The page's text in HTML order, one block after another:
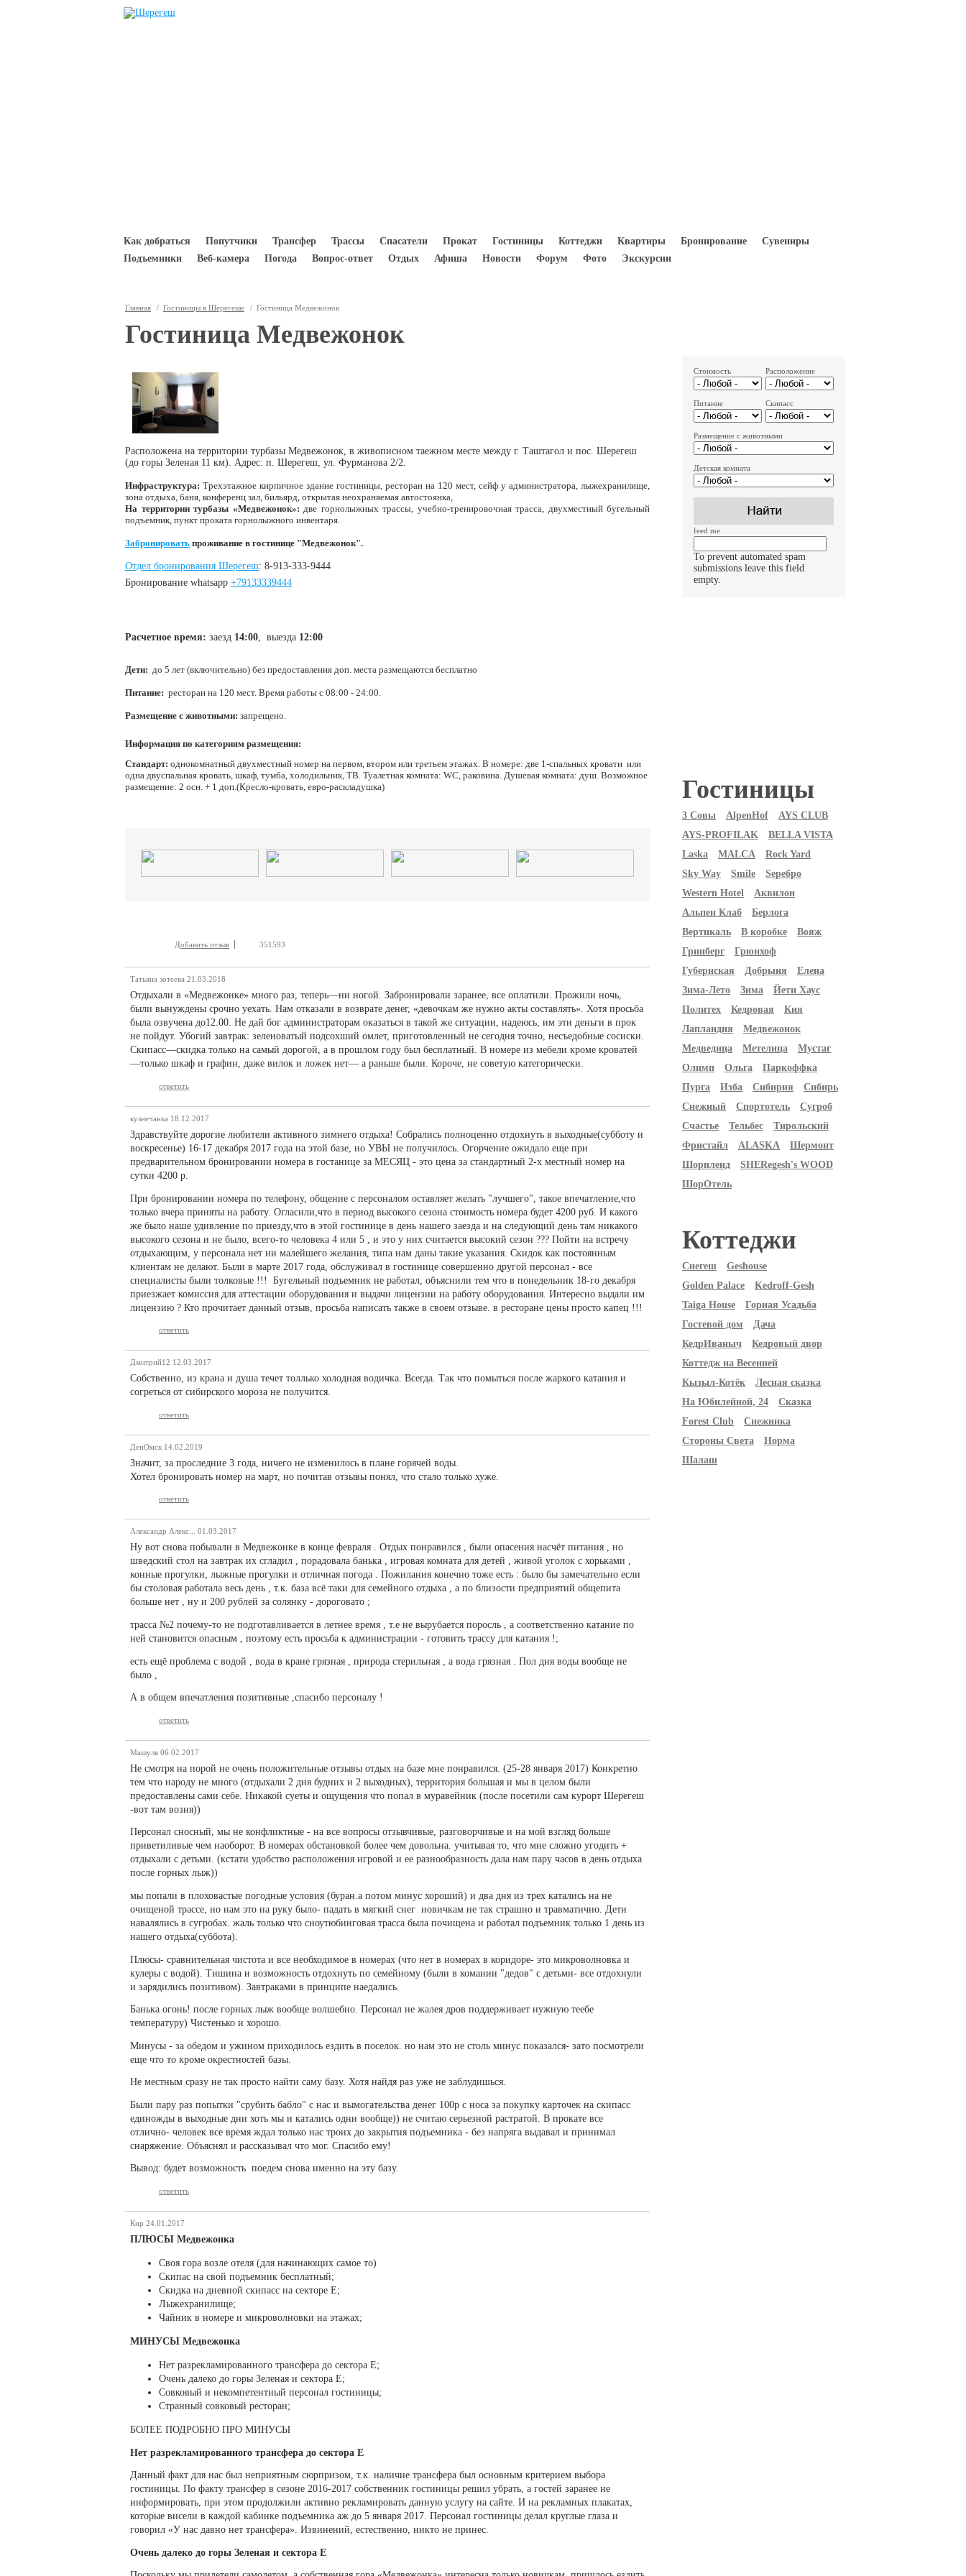
Перейти к основному содержанию
Как добраться Попутчики Трансфер Трассы Спасатели Прокат Гостиницы Коттеджи Квартиры Бронирование
Сувениры
Подъемники
Веб-камера Погода Вопрос-ответ Отдых Афиша Новости Форум Фото Экскурсии
Вы здесь
Главная / Гостиницы в Шерегеше / Гостиница Медвежонок
Гостиница Медвежонок
Расположена на территории турбазы Медвежонок, в живописном таежном месте между г. Таштагол и пос. Шерегеш
(до горы Зеленая 11 км). Адрес: п. Шерегеш, ул. Фурманова 2/2.
Инфраструктура: Трехэтажное кирпичное здание гостиницы, ресторан на 120 мест, сейф у администратора, лыжехранилище,
зона отдыха, баня, конференц зал, бильярд, открытая неохраняемая автостоянка,
На территории турбазы «Медвежонок»: две горнолыжных трассы, учебно-тренировочная трасса, двухместный бугельный
подъемник, пункт проката горнолыжного инвентаря.
Забронировать проживание в гостинице "Медвежонок".
Отдел бронирования Шерегеш: 8-913-333-9444
Бронирование whatsapp +79133339444
Расчетное время: заезд 14:00, выезда 12:00
Дети: до 5 лет (включительно) без предоставления доп. места размещаются бесплатно
Питание: ресторан на 120 мест. Время работы с 08:00 - 24:00.
Размещение с животными: запрещено.
Информация по категориям размещения:
Стандарт: однокомнатный двухместный номер на первом, втором или третьем этажах. В номере: две 1-спальных кровати или
одна двуспальная кровать, шкаф, тумба, холодильник, ТВ. Туалетная комната: WC, раковина. Душевая комната: душ. Возможное
размещение: 2 осн. + 1 доп.(Кресло-кровать, евро-раскладушка)
Добавить отзыв 351593
Татьяна зотеева 21.03.2018
Отдыхали в «Медвежонке» много раз, теперь—ни ногой. Забронировали заранее, все оплатили. Прожили ночь,
были вынуждены срочно уехать. Нам отказали в возврате денег, «девочкам же нужно акты составлять». Хотя просьба
была озвучена до12.00. Не дай бог администраторам оказаться в такой же ситуации, надеюсь, им эти деньги в прок
не пойдут. Убогий завтрак: зеленоватый подсохший омлет, приготовленный не сегодня точно, несъедобные сосиски.
Скипасс—скидка только на самый дорогой, а в прошлом году был бесплатный. В номере из мебели кроме кроватей
—только шкаф и графин, даже вилок и ложек нет— а раньше были. Короче, не советую категорически.
ответить
кузнечанка 18.12.2017
Здравствуйте дорогие любители активного зимнего отдыха! Собрались полноценно отдохнуть в выходные(субботу и
воскресенье) 16-17 декабря 2017 года на этой базе, но УВЫ не получилось. Огорчение ожидало еще при
предварительном бронировании номера в гостанице за МЕСЯЦ - это цена за стандартный 2-х местный номер на
сутки 4200 р.
При бронировании номера по телефону, общение с персоналом оставляет желать "лучшего", такое впечатление,что
только вчера приняты на работу. Огласили,что в период высокого сезона стоимость номера будет 4200 руб. И какого
же было наше удивление по приезду,что в этой гостинице в день нашего заезда и на следующий день там никакого
высокого сезона и не было, всего-то человека 4 или 5 , и это у них считается высокий сезон ??? Пойти на встречу
отдыхающим, у персонала нет ни малейшего желания, типа нам даны такие указания. Скидок как постоянным
клиентам не делают. Были в марте 2017 года, обслуживал в гостинице совершенно другой персонал - все
специалисты были толковые !!! Бугельный подъемник не работал, объяснили тем что в понедельник 18-го декабря
приезжает комиссия для аттестации оборудования и выдачи лицензии на работу оборудования. Интересно выдали им
лицензию ? Кто прочитает данный отзыв, просьба написать также в своем отзыве. в ресторане цены просто капец !!!
ответить
Дмитрий12 12.03.2017
Собственно, из крана и душа течет толлько холодная водичка. Всегда. Так что помыться после жаркого катания и
согреться от сибирского мороза не получится.
ответить
ДенОмск 14.02.2019
Значит, за проследние 3 года, ничего не изменилось в плане горячей воды.
Хотел бронировать номер на март, но почитав отзывы понял, что стало только хуже.
ответить
Александр Алекс... 01.03.2017
Ну вот снова побывали в Медвежонке в конце февраля . Отдых понравился , были опасения насчёт питания , но
шведский стол на завтрак их сгладил , порадовала банька , игровая комната для детей , живой уголок с хорьками ,
конные прогулки, лыжные прогулки и отличная погода . Пожилания конечно тоже есть : было бы замечательно если
бы столовая работала весь день , т.к. база всё таки для семейного отдыха , а по близости предприятий общепита
больше нет , ну и 200 рублей за солянку - дороговато ;
трасса №2 почему-то не подготавливается в летнее время , т.е не вырубается поросль , а соответственно катание по
ней становится опасным , поэтому есть просьба к администрации - готовить трассу для катания !;
есть ещё проблема с водой , вода в кране грязная , природа стерильная , а вода грязная . Пол дня воды вообще не
было ,
А в общем впечатления позитивные ,спасибо персоналу !
ответить
Машуля 06.02.2017
Не смотря на порой не очень положительные отзывы отдых на базе мне понравился. (25-28 января 2017) Конкретно
тем что народу не много (отдыхали 2 дня будних и 2 выходных), территория большая и мы в целом были
предоставлены сами себе. Никакой суеты и ощущения что попал в муравейник (после посетили сам курорт Шерегеш
-вот там возня))
Персонал сносный, мы не конфликтные - на все вопросы отзывчивые, разговорчивые и на мой взгляд больше
приветиливые чем наоборот. В номерах обстановкой более чем довольна. учитывая то, что мне сложно угодить +
отдыхали с детьми. (кстати удобство расположения игровой и ее разнообразность дала нам пару часов в день отдыха
после горных лыж))
мы попали в плоховастые погодные условия (буран.а потом минус хороший) и два дня из трех катались на не
очищеной трассе, но нам это на руку было- падать в мягкий снег новичкам не так страшно и травматично. Дети
навалялись в сугробах. жаль только что сноутюбинговая трасса была почищена и работал подъемник только 1 день из
нашего отдыха(суббота).
Плюсы- сравнительная чистота и все необходимое в номерах (что нет в номерах в коридоре- это микроволновка и
кулеры с водой). Тишина и возможность отдохнуть по семейному (были в комании "дедов" с детьми- все отдохнули
и зарядились позитивом). Завтраками в принципе наедались.
Банька огонь! после горных лыж вообще волшебно. Персонал не жалея дров поддерживает нужную теебе
температуру) Чистенько и хорошо.
Минусы - за обедом и ужином приходилось ездить в поселок. но нам это не столь минус показался- зато посмотрели
еще что то кроме окрестностей базы.
Не местным сразу не так просто найти саму базу. Хотя найдя раз уже не заблудишься.
Были пару раз попытки "срубить бабло" с нас и вымогательства денег 100р с носа за покупку карточек на скипасс
единожды в выходные дни хоть мы и катались одни вообще)) не считаю серьезной растратой. В прокате все
отлично- человек все время ждал только нас троих до закрытия подъемника - без напряга выдавал и принимал
снаряжение. Объяснял и рассказывал что мог. Спасибо ему!
Вывод: будет возможность поедем снова именно на эту базу.
ответить
Кир 24.01.2017
ПЛЮСЫ Медвежонка
Своя гора возле отеля (для начинающих самое то)
Скипас на свой подъемник бесплатный;
Скидка на дневной скипасс на секторе Е;
Лыжехранилище;
Чайник в номере и микроволновки на этажах;
МИНУСЫ Медвежонка
Нет разрекламированного трансфера до сектора Е;
Очень далеко до горы Зеленая и сектора Е;
Совковый и некомпетентный персонал гостиницы;
Странный совковый ресторан;
БОЛЕЕ ПОДРОБНО ПРО МИНУСЫ
Нет разрекламированного трансфера до сектора Е
Данный факт для нас был неприятным сюрпризом, т.к. наличие трансфера был основным критерием выбора
гостиницы. По факту трансфер в сезоне 2016-2017 собственник гостиницы решил убрать, а гостей заранее не
информировать, при этом продолжили активно рекламировать данную услугу на сайте. И на рекламных плакатах,
которые висели в каждой кабинке подъемника аж до 5 января 2017. Персонал гостиницы делал круглые глаза и
говорил «У нас давно нет трансфера». Извинений, естественно, никто не принес.
Очень далеко до горы Зеленая и сектора Е
Стоимость Расположение
Питание Скипасс
Размещение с животными
Детская комната
feed me
To prevent automated spam
submissions leave this field
empty.
Гостиницы
3 Совы АlpenHof
AYS CLUB
AYS-PROFILAK
BELLA VISTA
Laska
MALCA
Rock Yard
Sky Way
Smile
Sеребро
Western Hotel
Аквилон
Альпен Клаб
Берлога
Вертикаль
В коробке
Вояж
Гринберг
Грюнхоф
Губернская
Добрыня
Елена
Зима-Лето
Зима
Йети Хаус
Политех
Кедровая
Кия
Лапландия
Медвежонок
Медведица
Метелица
Мустаг
Олимп
Ольга
Паркоффка
Пурга
Изба Сибирия
Сибирь
Снежный
Спортотель
Сугроб
Счастье
Тельбес
Тирольский
Фристайл
ALASKA
Шермонт
Шориленд
SHERegesh's WOOD
ШорОтель
Коттеджи
Снегеш
Geshouse
Golden Palace
Kedroff-Gesh
Taiga House
Горная Усадьба
Гостевой дом
Дача
КедрИваныч
Кедровый двор
Коттедж на Весенней
Кызыл-Котёк
Лесная сказка
На Юбилейной, 24
Сказка
Forest Club
Снежинка
Стороны Света
Норма
Шалаш